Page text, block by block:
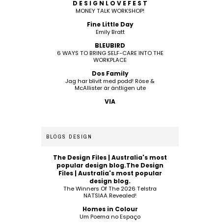
D E S I G N L O V E F E S T
MONEY TALK WORKSHOP!
Fine Little Day
Emily Bratt
BLEUBIRD
6 WAYS TO BRING SELF-CARE INTO THE
WORKPLACE
Dos Family
Jag har blivit med podd! Röse &
McAllister är äntligen ute
VIA
BLOGS DESIGN
The Design Files | Australia's most
popular design blog.The Design
Files | Australia's most popular
design blog.
The Winners Of The 2026 Telstra
NATSIAA Revealed!
Homes in Colour
Um Poema no Espaço